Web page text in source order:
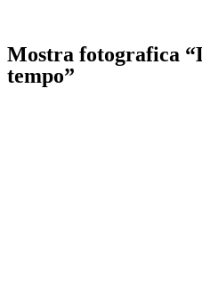
Mostra fotografica
tempo”